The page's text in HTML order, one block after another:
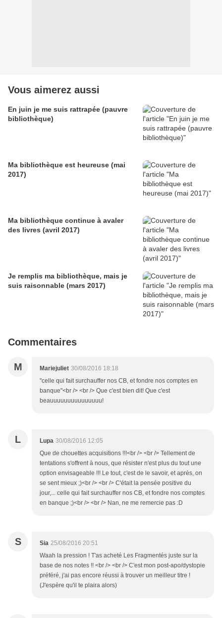
Vous aimerez aussi
En juin je me suis rattrapée (pauvre
bibliothèque)
Ma bibliothèque est heureuse (mai
2017)
Ma bibliothèque continue à avaler
des livres (avril 2017)
Je remplis ma bibliothèque, mais je
suis raisonnable (mars 2017)
Commentaires
M Mariejuliet 30/08/2016 18:18
"celle qui fait surchauffer nos CB, et fondre nos comptes en
banque"<br /> <br /> Que c'est bien dit! Que c'est
beauuuuuuuuuuuuuuu!
L Lupa 30/08/2016 12:05
Que de chouettes acquisitions !!!<br /> <br /> Tellement de
tentations s'offrent à nous, que résister n'est plus du tout une
option envisageable !!! Le tout, c'est de le savoir, et après, on
se sent mieux ;)<br /> <br /> C'était la pensée positive du
jour,... celle qui fait surchauffer nos CB, et fondre nos comptes
en banque ;)<br /> <br /> Nan, ne me remercie pas :D
S Sia 25/08/2016 20:51
Waah la pression ! T'as acheté Les Fragmentés juste sur la
base de nos notes !! <br /> <br /> C'est mon post-apo/dystopie
préféré, j'ai pas encore réussi à trouver un meilleur titre !
(J'espère qu'il te plaira alors)